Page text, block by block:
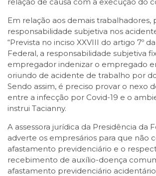
Em relação aos demais trabalhadores,
responsabilidade subjetiva nos
“Prevista no inciso XXVIII do artigo 7º
Federal, a responsabilidade subjetiva
empregador indenizar o empregado
oriundo de acidente de trabalho por
Sendo assim, é preciso provar o nexo
entre a infecção por Covid-19 e o
instrui Tacianny.
A assessora jurídica da Presidência da
adverte os empresários para que não
afastamento previdenciário e o
recebimento de auxílio-doença
afastamento previdenciário